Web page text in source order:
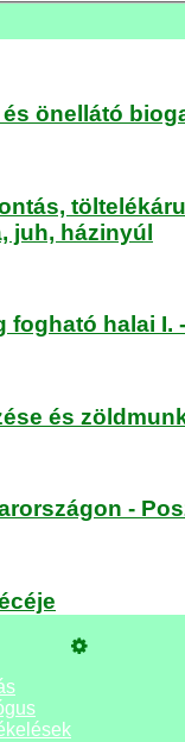
önellátó
juh, házinyúl
fogható halai I.
és
-